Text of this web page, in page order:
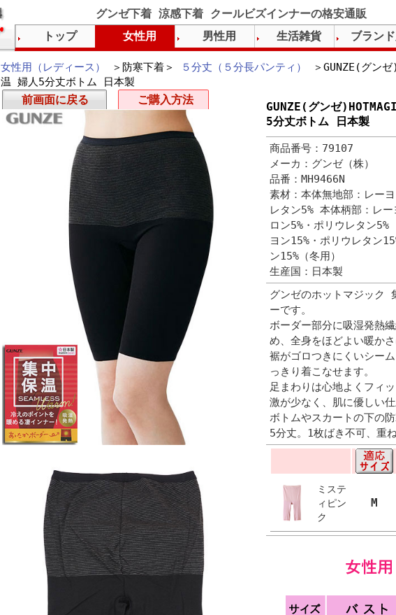
グンゼ下着 涼感下着 クールビズインナーの格安通販
女性用（レディース） ＞防寒下着＞ ５分丈（５分長パンティ）
＞GUNZE(グン
温 婦人5分丈ボトム 日本製
GUNZE(グンゼ
5分丈ボトム 日本製
商品番号：79107
メーカ：グンゼ（株）
品番：MH9466N
素材：本体無地部：レー
レタン5% 本体柄部：レー
ロン5%・ポリウレタン
ヨン15%・ポリウレタン
ン15%（冬用）
生産国：日本製
グンゼのホットマジック
ーです。
ボーダー部分に吸湿発熱
め、全身をほどよい暖かさ
裾がゴロつきにくいシー
っきり着こなせます。
足まわりは心地よくフィ
激が少なく、肌に優しい
ボトムやスカートの下の
5分丈。1枚ばき不可、重
ミステ
ィピン
ク
M
前画面に戻る ご購入方法
トップ 女性用 男性用 生活雑貨 ブランド